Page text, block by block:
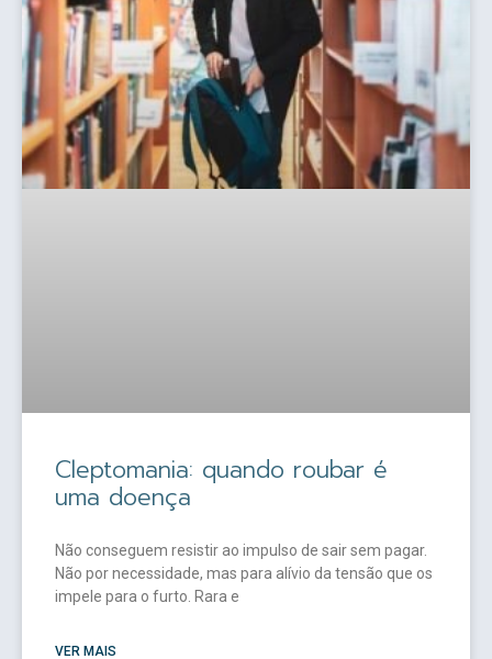
Cleptomania: quando roubar é
uma doença
Não conseguem resistir ao impulso de sair sem pagar.
Não por necessidade, mas para alívio da tensão que os
impele para o furto. Rara e
VER MAIS